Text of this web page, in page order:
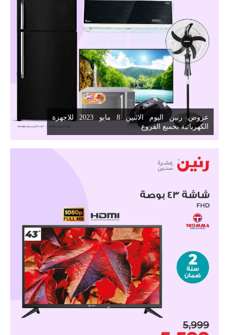
عروض رنين اليوم الاثنين 8 مايو 2023 للاجهزة
الكهربائية بجميع الفروع